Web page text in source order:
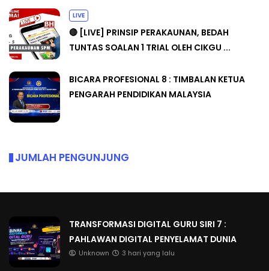
LIVE
🔴 [LIVE] PRINSIP PERAKAUNAN, BEDAH
TUNTAS SOALAN 1 TRIAL OLEH CIKGU ...
BICARA PROFESIONAL 8 : TIMBALAN KETUA
PENGARAH PENDIDIKAN MALAYSIA
JUMLAH PENGUNJUNG
TRANSFORMASI DIGITAL GURU SIRI 7 :
PAHLAWAN DIGITAL PENYELAMAT DUNIA
Unknown 3 hari yang lalu